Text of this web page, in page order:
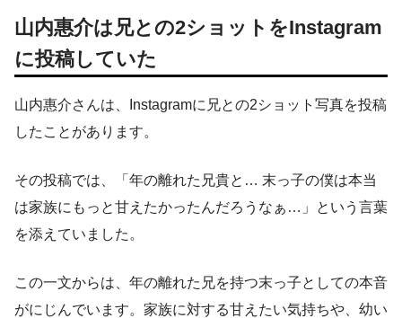
山内惠介は兄との2ショットをInstagram
に投稿していた
山内惠介さんは、Instagramに兄との2ショット写真を投稿
したことがあります。
その投稿では、「年の離れた兄貴と… 末っ子の僕は本当
は家族にもっと甘えたかったんだろうなぁ…」という言葉
を添えていました。
この一文からは、年の離れた兄を持つ末っ子としての本音
がにじんでいます。家族に対する甘えたい気持ちや、幼い